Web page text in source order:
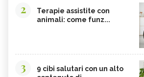
2
Terapie assistite con
animali: come funz...
3
9 cibi salutari con un alto